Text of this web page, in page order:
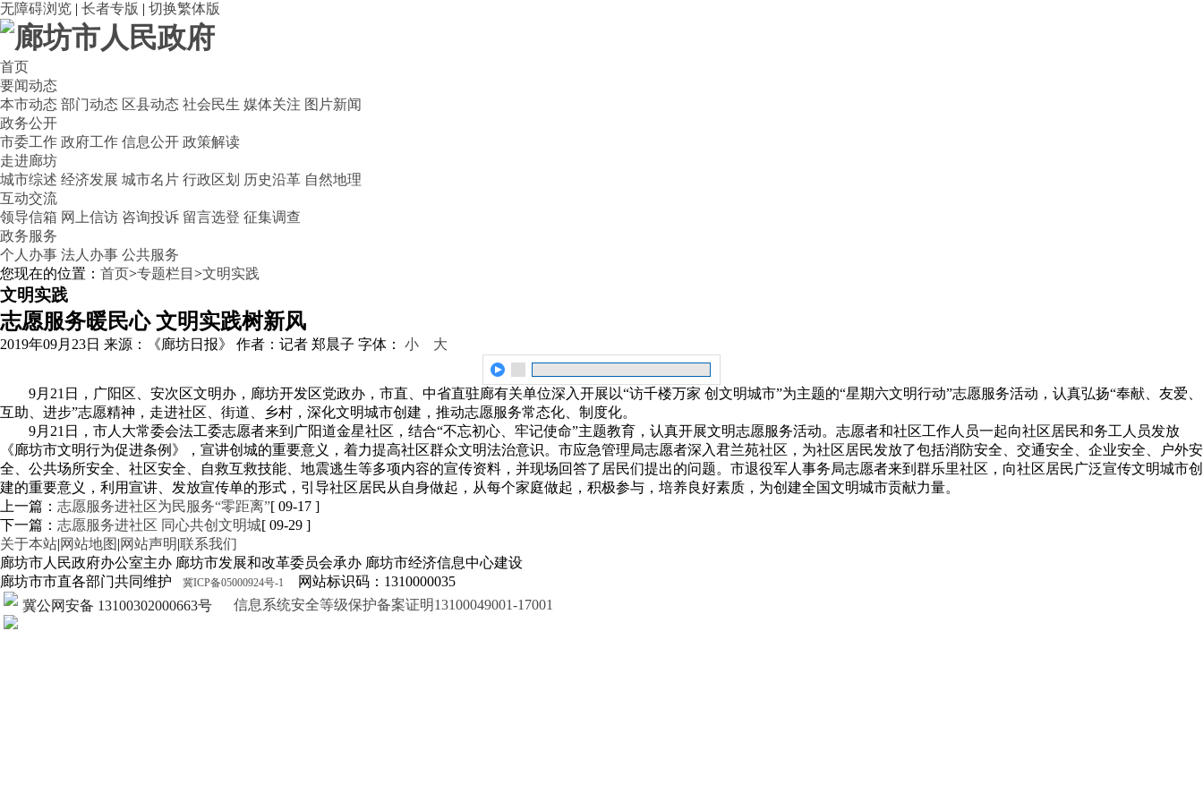
无障碍浏览 | 长者专版 | 切换繁体版
首页
要闻动态
本市动态 部门动态 区县动态 社会民生 媒体关注 图片新闻
政务公开
市委工作 政府工作 信息公开 政策解读
走进廊坊
城市综述 经济发展 城市名片 行政区划 历史沿革 自然地理
互动交流
领导信箱 网上信访 咨询投诉 留言选登 征集调查
政务服务
个人办事 法人办事 公共服务
您现在的位置： 首页>专题栏目 >文明实践
文明实践
志愿服务暖民心 文明实践树新风
2019年09月23日 来源：《廊坊日报》 作者：记者 郑晨子 字体： 小 大
9月21日，广阳区、安次区文明办，廊坊开发区党政办，市直、中省直驻廊有关单位深入开展以“访千楼万家 创文明城市”为主题的“星期六文明行动”志愿服务活动，认真弘扬“奉献、友爱、
互助、进步”志愿精神，走进社区、街道、乡村，深化文明城市创建，推动志愿服务常态化、制度化。
9月21日，市人大常委会法工委志愿者来到广阳道金星社区，结合“不忘初心、牢记使命”主题教育，认真开展文明志愿服务活动。志愿者和社区工作人员一起向社区居民和务工人员发放
《廊坊市文明行为促进条例》，宣讲创城的重要意义，着力提高社区群众文明法治意识。市应急管理局志愿者深入君兰苑社区，为社区居民发放了包括消防安全、交通安全、企业安全、户外安
全、公共场所安全、社区安全、自救互救技能、地震逃生等多项内容的宣传资料，并现场回答了居民们提出的问题。市退役军人事务局志愿者来到群乐里社区，向社区居民广泛宣传文明城市创
建的重要意义，利用宣讲、发放宣传单的形式，引导社区居民从自身做起，从每个家庭做起，积极参与，培养良好素质，为创建全国文明城市贡献力量。
上一篇： 志愿服务进社区为民服务“零距离”[ 09-17 ]
下一篇： 志愿服务进社区 同心共创文明城[ 09-29 ]
关于本站|网站地图 |网站声明|联系我们
廊坊市人民政府办公室主办 廊坊市发展和改革委员会承办 廊坊市经济信息中心建设
廊坊市市直各部门共同维护
冀ICP备05000924号-1
网站标识码：1310000035
冀公网安备 13100302000663号
信息系统安全等级保护备案证明13100049001-17001